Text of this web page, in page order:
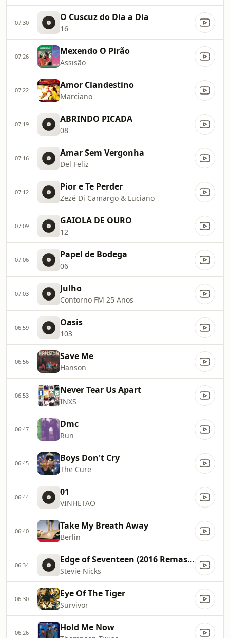
07:30 O Cuscuz do Dia a Dia
16
07:26 Mexendo O Pirão
Assisão
07:22 Amor Clandestino
Marciano
07:19 ABRINDO PICADA
08
07:16 Amar Sem Vergonha
Del Feliz
07:12 Pior e Te Perder
Zezé Di Camargo & Luciano
07:09 GAIOLA DE OURO
12
07:06 Papel de Bodega
06
07:03 Julho
Contorno FM 25 Anos
06:59 Oasis
103
06:56 Save Me
Hanson
06:53 Never Tear Us Apart
INXS
06:47 Dmc
Run
06:45 Boys Don't Cry
The Cure
06:44 01
VINHETAO
06:40 Take My Breath Away
Berlin
06:34 Edge of Seventeen (2016 Remaster)
Stevie Nicks
06:30 Eye Of The Tiger
Survivor
06:26 Hold Me Now